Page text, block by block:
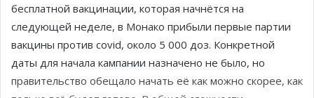
бесплатной вакцинации, которая начнётся на
следующей неделе, в Монако прибыли первые партии
вакцины против сovid, около 5 000 доз. Конкретной
даты для начала кампании назначено не было, но
правительство обещало начать её как можно скорее, как